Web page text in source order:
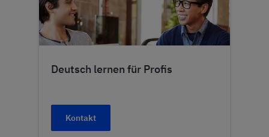
Deutsch lernen für Profis
Kontakt